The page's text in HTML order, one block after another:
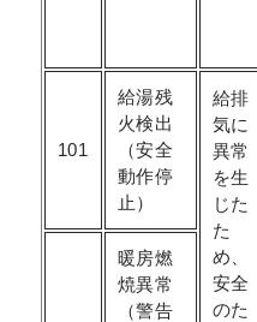
101
給湯残
火検出
（安全
動作停
止）
給排
気に
異常
を生
じた
た
め、
安全
のた
暖房燃
焼異常
（警告